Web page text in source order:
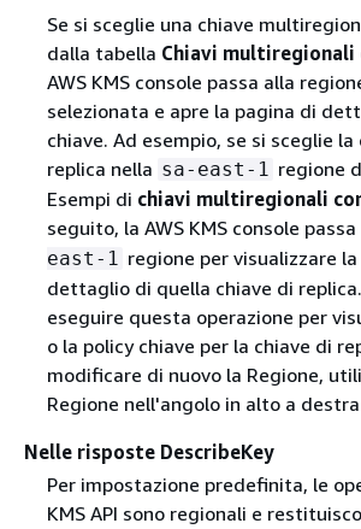
Se si sceglie una chiave
dalla tabella Chiavi
AWS KMS console passa alla
selezionata e apre la pagina di
chiave. Ad esempio, se si sceglie la
replica nella sa-east-1 regione
Esempi di chiavi multiregionali
seguito, la AWS KMS console passa
east-1 regione per visualizzare
dettaglio di quella chiave di
eseguire questa operazione per
o la policy chiave per la chiave di
modificare di nuovo la Regione,
Regione nell'angolo in alto a
Nelle risposte DescribeKey
Per impostazione predefinita, le
KMS API sono regionali e